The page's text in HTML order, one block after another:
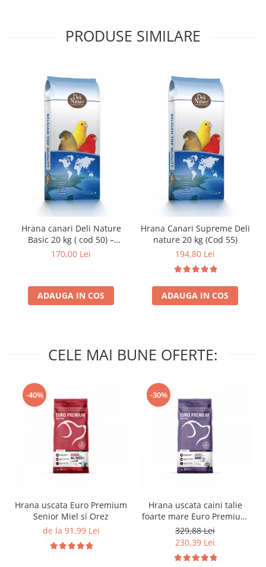
PRODUSE SIMILARE
Hrana canari Deli Nature
Basic 20 kg ( cod 50) –
amestec seminte pentru
170,00 Lei
ADAUGA IN COS
Hrana Canari Supreme Deli
nature 20 kg (Cod 55)
194,80 Lei
ADAUGA IN COS
CELE MAI BUNE OFERTE:
-40%
Hrana uscata Euro Premium
Senior Miel si Orez
de la 91,99 Lei
-30%
Hrana uscata caini talie
foarte mare Euro Premium
Giant Adult pui si orez 15
Kg
329,88 Lei
230,39 Lei